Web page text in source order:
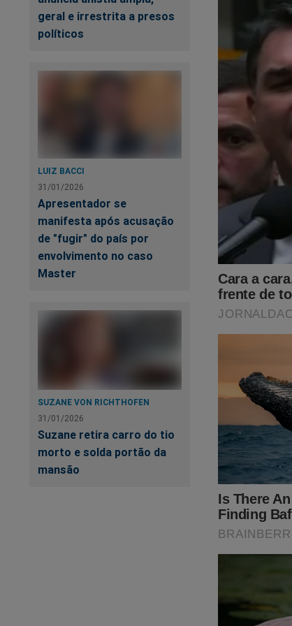
geral e irrestrita a presos
políticos
LUIZ BACCI
31/01/2026
Apresentador se
manifesta após acusação
de "fugir" do país por
envolvimento no caso
Master
SUZANE VON RICHTHOFEN
31/01/2026
Suzane retira carro do tio
morto e solda portão da
mansão
E como
se e não
nosso dinheiro
É a resposta
são amplos os
popular que
É elementar:
comum. Daí, a
sanear as
ATENÇÃO!
Um
Eles não
único.